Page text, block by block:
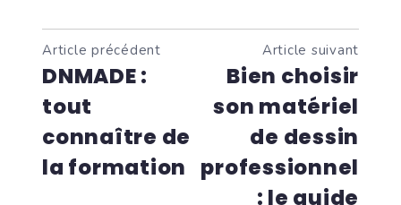
Article précédent
DNMADE :
tout
connaître de
la formation
Article suivant
Bien choisir
son matériel
de dessin
professionnel
: le guide